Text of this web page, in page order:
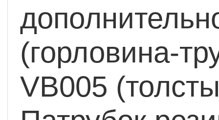
(горловина-
VB005